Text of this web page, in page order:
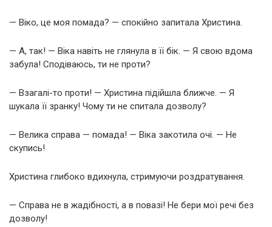
— Віко, це моя помада? — спокійно запитала Христина.
— А, так! — Віка навіть не глянула в її бік. — Я свою вдома
забула! Сподіваюсь, ти не проти?
— Взагалі-то проти! — Христина підійшла ближче. — Я
шукала її зранку! Чому ти не спитала дозволу?
— Велика справа — помада! — Віка закотила очі. — Не
скупись!
Христина глибоко вдихнула, стримуючи роздратування.
— Справа не в жадібності, а в повазі! Не бери мої речі без
дозволу!